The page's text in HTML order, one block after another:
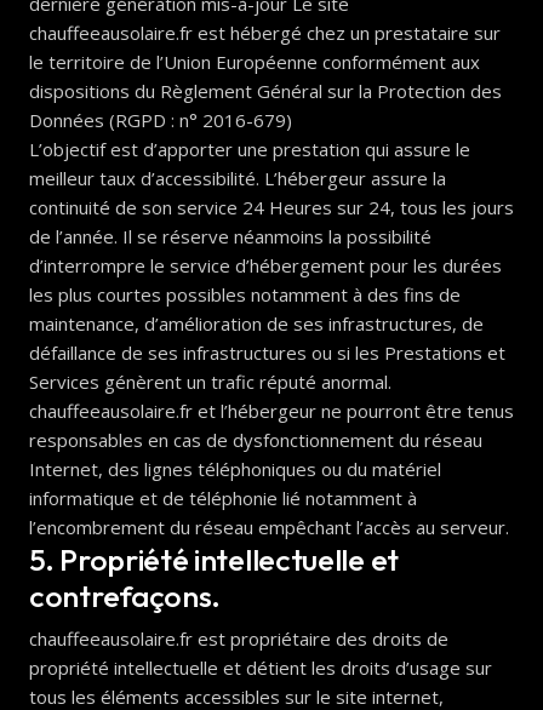
chauffeeausolaire.fr est hébergé chez un prestataire sur
le territoire de l’Union Européenne conformément aux
dispositions du Règlement Général sur la Protection des
Données (RGPD : n° 2016-679)
L’objectif est d’apporter une prestation qui assure le
meilleur taux d’accessibilité. L’hébergeur assure la
continuité de son service 24 Heures sur 24, tous les jours
de l’année. Il se réserve néanmoins la possibilité
d’interrompre le service d’hébergement pour les durées
les plus courtes possibles notamment à des fins de
maintenance, d’amélioration de ses infrastructures, de
défaillance de ses infrastructures ou si les Prestations et
Services génèrent un trafic réputé anormal.
chauffeeausolaire.fr et l’hébergeur ne pourront être tenus
responsables en cas de dysfonctionnement du réseau
Internet, des lignes téléphoniques ou du matériel
informatique et de téléphonie lié notamment à
l’encombrement du réseau empêchant l’accès au serveur.
5. Propriété intellectuelle et
contrefaçons.
chauffeeausolaire.fr est propriétaire des droits de
propriété intellectuelle et détient les droits d’usage sur
tous les éléments accessibles sur le site internet,